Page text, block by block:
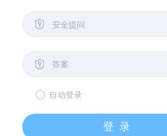
 安全提问

自动登录
登录